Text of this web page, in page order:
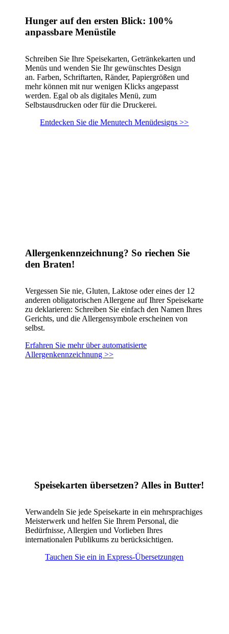
Hunger auf den ersten Blick: 100%
anpassbare Menüstile
Schreiben Sie Ihre Speisekarten, Getränkekarten und
Menüs und wenden Sie Ihr gewünschtes Design
an. Farben, Schriftarten, Ränder, Papiergrößen und
mehr können mit nur wenigen Klicks angepasst
werden. Egal ob als digitales Menü, zum
Selbstausdrucken oder für die Druckerei.
Entdecken Sie die Menutech Menüdesigns >>
Allergenkennzeichnung? So riechen Sie
den Braten!
Vergessen Sie nie, Gluten, Laktose oder eines der 12
anderen obligatorischen Allergene auf Ihrer Speisekarte
zu deklarieren: Schreiben Sie einfach den Namen Ihres
Gerichts, und die Allergensymbole erscheinen von
selbst.
Erfahren Sie mehr über automatisierte
Allergenkennzeichnung >>
Speisekarten übersetzen? Alles in Butter!
Verwandeln Sie jede Speisekarte in ein mehrsprachiges
Meisterwerk und helfen Sie Ihrem Personal, die
Bedürfnisse, Allergien und Vorlieben Ihres
internationalen Publikums zu berücksichtigen.
Tauchen Sie ein in Express-Übersetzungen